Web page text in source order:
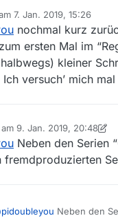
mich das beste ist die
bisher stets auf der
war ich mir auch
mal noch
die Arbeit hat
7. Jan. 2019, 15:26
von
nochmal kurz
ersten Mal im
kleiner
Ich versuch’ mich
9. Jan. 2019, 20:48
von styroll1. Sept.
Neben den Serien
fremdproduzierten
pidoubleyou Neben den